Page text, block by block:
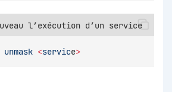
l’exécution d’un service
unmask <service>